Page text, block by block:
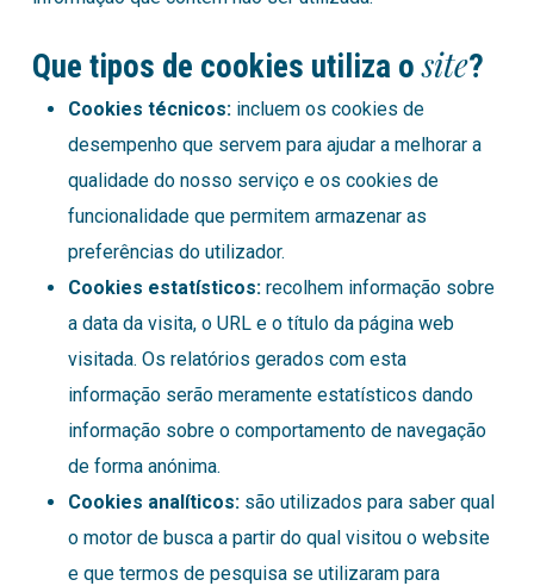
Que tipos de cookies utiliza osite?
Cookies técnicos: incluem os cookies de
desempenho que servem para ajudar a melhorar a
qualidade do nosso serviço e os cookies de
funcionalidade que permitem armazenar as
preferências do utilizador.
Cookies estatísticos:recolhem informação sobre
a data da visita, o URL e o título da página web
visitada. Os relatórios gerados com esta
informação serão meramente estatísticos dando
informação sobre o comportamento de navegação
de forma anónima.
Cookies analíticos: são utilizados para saber qual
o motor de busca a partir do qual visitou o website
e que termos de pesquisa se utilizaram para